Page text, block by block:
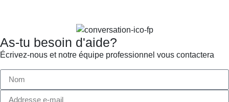
As-tu besoin d'aide?
Écrivez-nous et notre équipe professionnel vous contactera